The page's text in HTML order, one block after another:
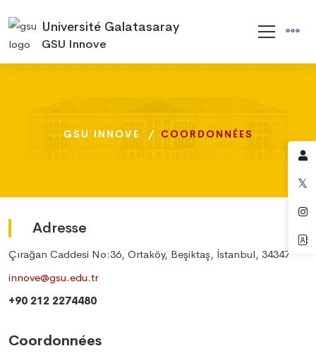
Université Galatasaray
GSU Innove
GSU INNOVE COORDONNÉES
GSU INNOVE COORDONNÉES
GSU INNOVE COORDONNÉES
Adresse
Çırağan Caddesi No:36, Ortaköy, Beşiktaş, İstanbul, 34347
innove@gsu.edu.tr
+90 212 2274480
Coordonnées